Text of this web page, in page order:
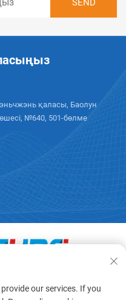
қаласы, Баолун
№640, 501-бөлме
(Шэньчжэнь) Ко.,
-Жеке деректерді қорғау
our services. If you